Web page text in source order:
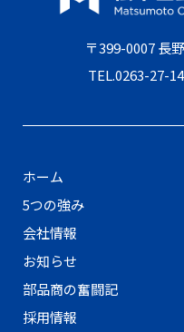
〒399-0007 長
TEL.0263-27-
ホーム
5つの強み
会社情報
お知らせ
部品商の奮闘記
採用情報